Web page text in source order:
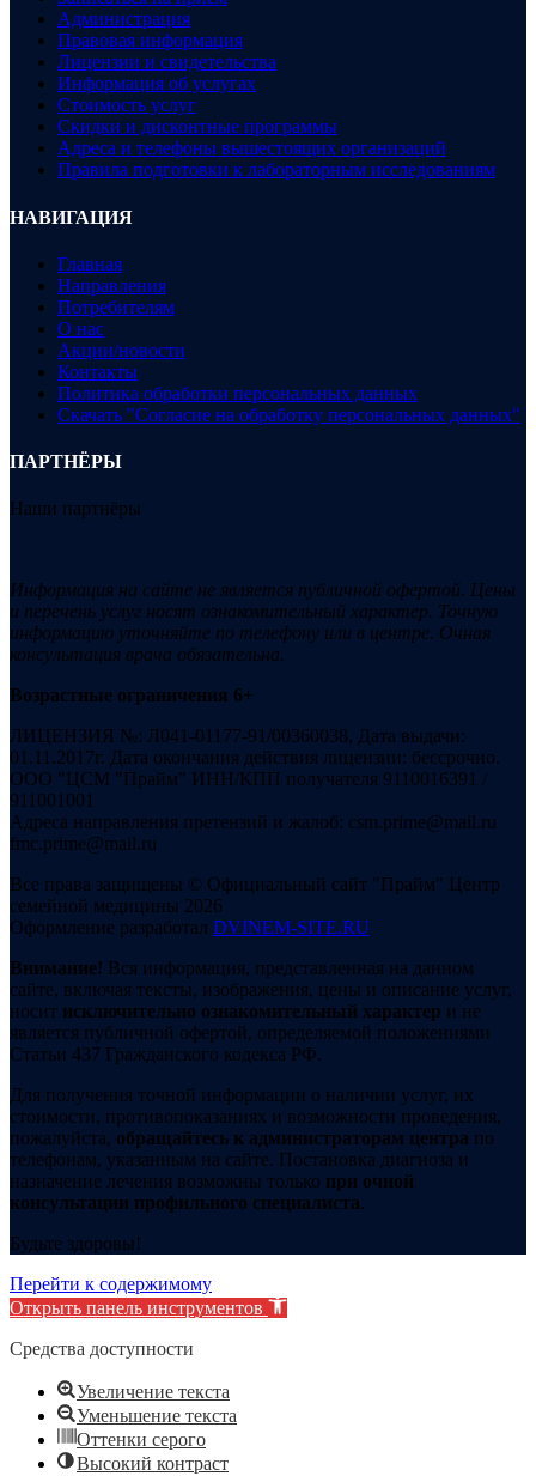
Администрация
Правовая информация
Лицензии и свидетельства
Информация об услугах
Стоимость услуг
Скидки и дисконтные программы
Адреса и телефоны вышестоящих организаций
Правила подготовки к лабораторным исследованиям
НАВИГАЦИЯ
Главная
Направления
Потребителям
О нас
Акции/новости
Контакты
Политика обработки персональных данных
Скачать "Согласие на обработку персональных данных"
ПАРТНЁРЫ
Наши партнёры
Информация на сайте не является публичной офертой. Цены
и перечень услуг носят ознакомительный характер. Точную
информацию уточняйте по телефону или в центре. Очная
консультация врача обязательна.
Возрастные ограничения 6+
ЛИЦЕНЗИЯ №: Л041-01177-91/00360038, Дата выдачи:
01.11.2017г. Дата окончания действия лицензии: бессрочно.
ООО "ЦСМ "Прайм" ИНН/КПП получателя 9110016391 /
911001001
Адреса направления претензий и жалоб: csm.prime@mail.ru
fmc.prime@mail.ru
Все права защищены © Официальный сайт "Прайм" Центр
семейной медицины 2026
Оформление разработал DVINEM-SITE.RU
Внимание! Вся информация, представленная на данном
сайте, включая тексты, изображения, цены и описание услуг,
носит исключительно ознакомительный характер и не
является публичной офертой, определяемой положениями
Статьи 437 Гражданского кодекса РФ.
Для получения точной информации о наличии услуг, их
стоимости, противопоказаниях и возможности проведения,
пожалуйста, обращайтесь к администраторам центра по
телефонам, указанным на сайте. Постановка диагноза и
назначение лечения возможны только при очной
консультации профильного специалиста.
Будьте здоровы!
Перейти к содержимому
Открыть панель инструментов
Средства доступности
Увеличение текста
Уменьшение текста
Оттенки серого
Высокий контраст